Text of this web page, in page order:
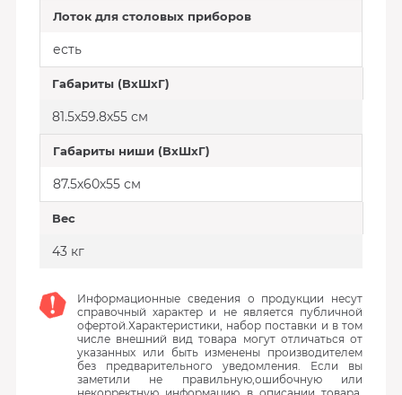
Лоток для столовых приборов
есть
Габариты (ВхШхГ)
81.5х59.8х55 см
Габариты ниши (ВхШхГ)
87.5х60х55 см
Вес
43 кг
Информационные сведения о продукции несут
справочный характер и не является публичной
офертой.Характеристики, набор поставки и в том
числе внешний вид товара могут отличаться от
указанных или быть изменены производителем
без предварительного уведомления. Если вы
заметили не правильную,ошибочную или